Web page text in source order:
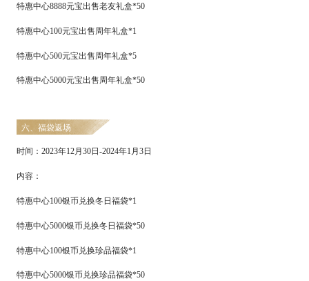
特惠中心8888元宝出售老友礼盒*50
特惠中心100元宝出售周年礼盒*1
特惠中心500元宝出售周年礼盒*5
特惠中心5000元宝出售周年礼盒*50
六、福袋返场
时间： 2023年12月30日-2024年1 月3日
内容：
特惠中心100银币兑换冬日福袋*1
特惠中心5000银币兑换冬日福袋*50
特惠中心100银币兑换珍品福袋*1
特惠中心5000银币兑换珍品福袋*50